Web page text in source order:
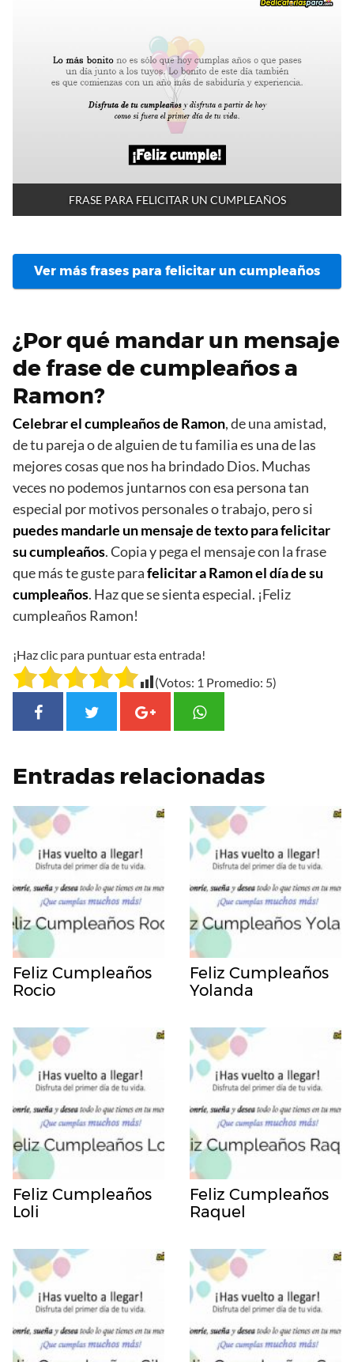
FRASE PARA FELICITAR UN CUMPLEAÑOS
Ver más frases para felicitar un cumpleaños
¿Por qué mandar un mensaje
de frase de cumpleaños a
Ramon?
Celebrar el cumpleaños de Ramon, de una amistad,
de tu pareja o de alguien de tu familia es una de las
mejores cosas que nos ha brindado Dios. Muchas
veces no podemos juntarnos con esa persona tan
especial por motivos personales o trabajo, pero si
puedes mandarle un mensaje de texto para felicitar
su cumpleaños. Copia y pega el mensaje con la frase
que más te guste parafelicitar a Ramon el día de su
cumpleaños. Haz que se sienta especial. ¡Feliz
cumpleaños Ramon!
¡Haz clic para puntuar esta entrada!
(Votos: 1 Promedio: 5)
Entradas relacionadas
Feliz Cumpleaños
Rocio
Feliz Cumpleaños
Yolanda
Feliz Cumpleaños
Loli
Feliz Cumpleaños
Raquel